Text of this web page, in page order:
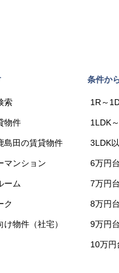
索
物件
島田の賃貸物件
マンション
ーム
ク
け物件（社宅）
条件か
1R～
1LDK
3LDK
6万円台
7万円台
8万円台
9万円台
10万円